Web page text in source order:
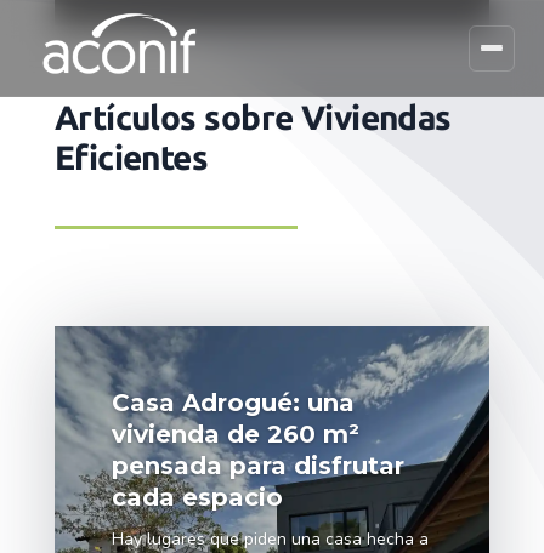
Artículos sobre Viviendas
Eficientes
Casa Adrogué: una
vivienda de 260 m²
pensada para disfrutar
cada espacio
Hay lugares que piden una casa hecha a